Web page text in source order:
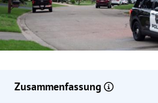
Untermenü
Zusammenfassung